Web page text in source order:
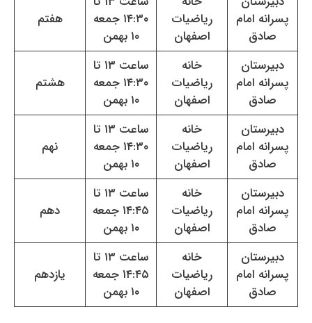
پسرانه امام
صادق
ریاضیات
اصفهان
۱۴:۳۰ جمعه
۱۰ بهمن
هفتم
دبیرستان
پسرانه امام
صادق
خانه
ریاضیات
اصفهان
ساعت ۱۳ تا
۱۴:۳۰ جمعه
۱۰ بهمن
هشتم
دبیرستان
پسرانه امام
صادق
خانه
ریاضیات
اصفهان
ساعت ۱۳ تا
۱۴:۳۰ جمعه
۱۰ بهمن
نهم
دبیرستان
پسرانه امام
صادق
خانه
ریاضیات
اصفهان
ساعت ۱۳ تا
۱۴:۴۵ جمعه
۱۰ بهمن
دهم
دبیرستان
پسرانه امام
صادق
خانه
ریاضیات
اصفهان
ساعت ۱۳ تا
۱۴:۴۵ جمعه
۱۰ بهمن
یازدهم